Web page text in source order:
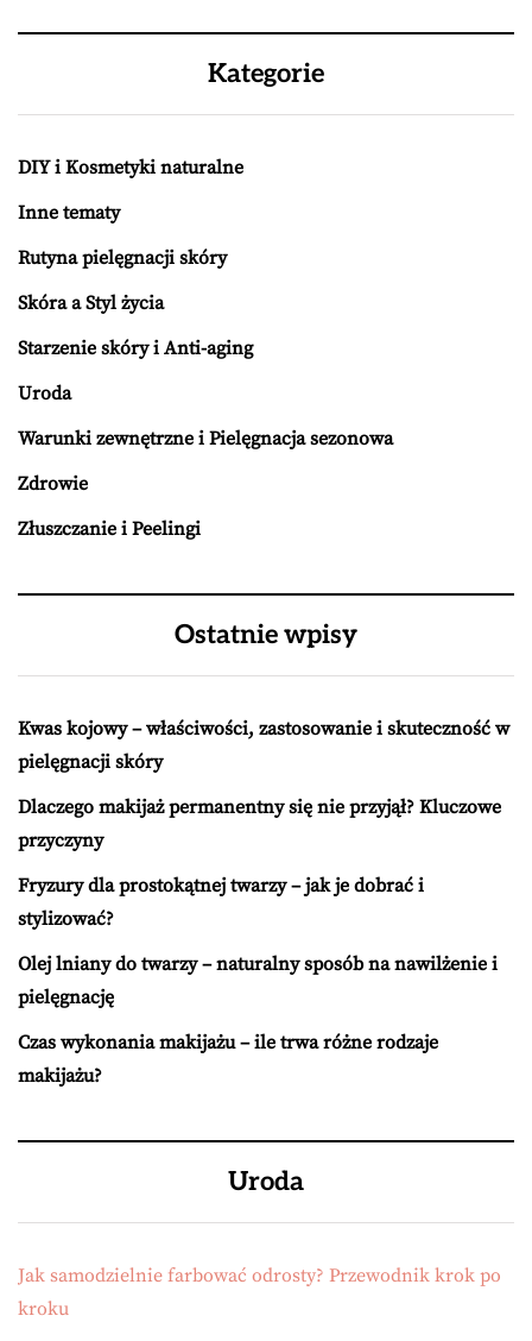
Kategorie
DIY i Kosmetyki naturalne
Inne tematy
Rutyna pielęgnacji skóry
Skóra a Styl życia
Starzenie skóry i Anti-aging
Uroda
Warunki zewnętrzne i Pielęgnacja sezonowa
Zdrowie
Złuszczanie i Peelingi
Ostatnie wpisy
Kwas kojowy – właściwości, zastosowanie i skuteczność w
pielęgnacji skóry
Dlaczego makijaż permanentny się nie przyjął? Kluczowe
przyczyny
Fryzury dla prostokątnej twarzy – jak je dobrać i
stylizować?
Olej lniany do twarzy – naturalny sposób na nawilżenie i
pielęgnację
Czas wykonania makijażu – ile trwa różne rodzaje
makijażu?
Uroda
Jak samodzielnie farbować odrosty? Przewodnik krok po
kroku